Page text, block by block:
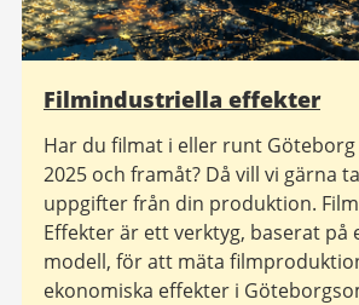
Filmindustriella effekter
Har du filmat i eller runt
2025 och framåt? Då vill vi gärna
uppgifter från din produktion.
Effekter är ett verktyg, baserat på
modell, för att mäta
ekonomiska effekter i